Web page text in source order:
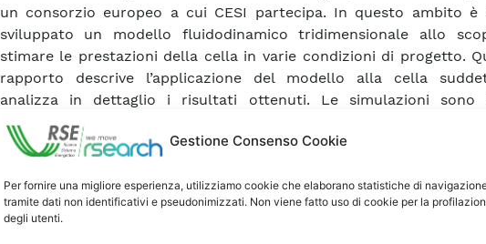
Gestione Consenso Cookie
Per fornire una migliore esperienza, utilizziamo cookie che elaborano statistiche di
tramite dati non identificativi e pseudonimizzati. Non viene fatto uso di cookie per la
degli utenti.
un consorzio europeo a cui CESI partecipa. In questo ambito è
sviluppato un modello fluidodinamico tridimensionale allo
stimare le prestazioni della cella in varie condizioni di progetto.
rapporto descrive l’applicazione del modello alla cella
analizza in dettaglio i risultati ottenuti. Le simulazioni sono
effettuate per diverse temperature di funzionamento della
comprese tra 950 K e 1150 K. Per quanto concerne la
laminari e la temperatura non influenza sensibilmente il campo di
La temperatura influenza invece in maniera significativa le
della cella, in termini di densità di corrente e tensione di